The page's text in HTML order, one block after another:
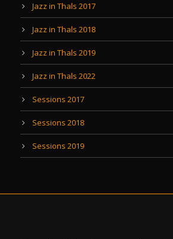
Jazz in Thals 2017
Jazz in Thals 2018
Jazz in Thals 2019
Jazz in Thals 2022
Sessions 2017
Sessions 2018
Sessions 2019